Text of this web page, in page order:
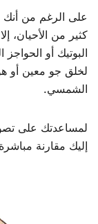
على الرغم من
كثير من الأحيان،
البوتيك أو
لخلق جو معين أو
الشمسي.
لمساعدتك على
إليك مقارنة